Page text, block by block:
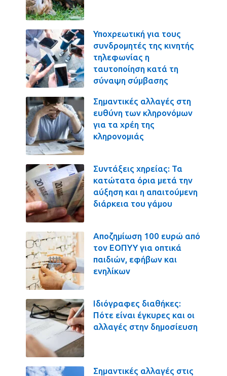
Υποχρεωτική για τους
συνδρομητές της κινητής
τηλεφωνίας η
ταυτοποίηση κατά τη
σύναψη σύμβασης
Σημαντικές αλλαγές στη
ευθύνη των κληρονόμων
για τα χρέη της
κληρονομιάς
Συντάξεις χηρείας: Τα
κατώτατα όρια μετά την
αύξηση και η απαιτούμενη
διάρκεια του γάμου
Αποζημίωση 100 ευρώ από
τον ΕΟΠΥΥ για οπτικά
παιδιών, εφήβων και
ενηλίκων
Ιδιόγραφες διαθήκες:
Πότε είναι έγκυρες και οι
αλλαγές στην δημοσίευση
Σημαντικές αλλαγές στις